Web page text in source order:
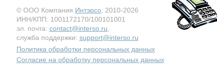
© ООО Компания Интэрсо , 2010-2026
ИНН/КПП: 1001172170/100101001
эл. почта: contact@interso.ru
служба поддержки: support@interso.ru
Политика обработки персональных данных
Согласие на обработку персональных данных